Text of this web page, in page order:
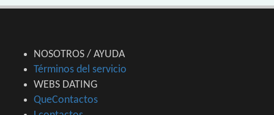
NOSOTROS / AYUDA
Términos del servicio
WEBS DATING
QueContactos